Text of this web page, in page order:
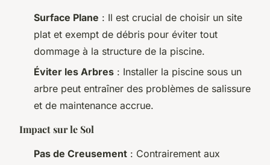
Surface Plane : Il est crucial de choisir un site
plat et exempt de débris pour éviter tout
dommage à la structure de la piscine.
Éviter les Arbres : Installer la piscine sous un
arbre peut entraîner des problèmes de salissure
et de maintenance accrue.
Impact sur le Sol
Pas de Creusement : Contrairement aux